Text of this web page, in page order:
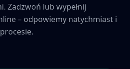
Zadzwoń lub wypełnij
– odpowiemy natychmiast i